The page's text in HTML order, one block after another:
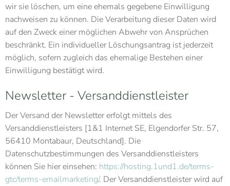
wir sie löschen, um eine ehemals gegebene Einwilligung
nachweisen zu können. Die Verarbeitung dieser Daten wird
auf den Zweck einer möglichen Abwehr von Ansprüchen
beschränkt. Ein individueller Löschungsantrag ist jederzeit
möglich, sofern zugleich das ehemalige Bestehen einer
Einwilligung bestätigt wird.
Newsletter - Versanddienstleister
Der Versand der Newsletter erfolgt mittels des
Versanddienstleisters [1&1 Internet SE, Elgendorfer Str. 57,
56410 Montabaur, Deutschland]. Die
Datenschutzbestimmungen des Versanddienstleisters
können Sie hier einsehen: https://hosting.1und1.de/terms-
gtc/terms-emailmarketing/. Der Versanddienstleister wird auf